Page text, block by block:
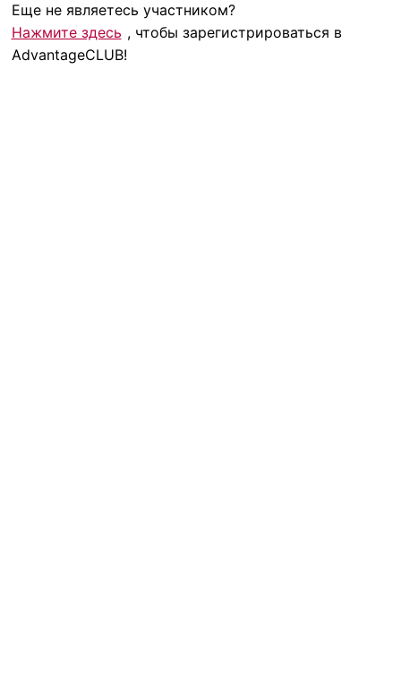
Еще не являетесь участником?
Нажмите здесь , чтобы зарегистрироваться в
AdvantageCLUB!